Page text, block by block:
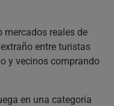
reales de
entre turistas
y vecinos comprando
en una categoría